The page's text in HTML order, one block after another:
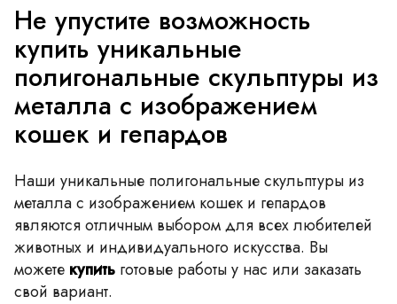
Не упустите возможность
купить уникальные
полигональные скульптуры из
металла с изображением
кошек и гепардов
Наши уникальные полигональные скульптуры из
металла с изображением кошек и гепардов
являются отличным выбором для всех любителей
животных и индивидуального искусства. Вы
можете купить готовые работы у нас или заказать
свой вариант.